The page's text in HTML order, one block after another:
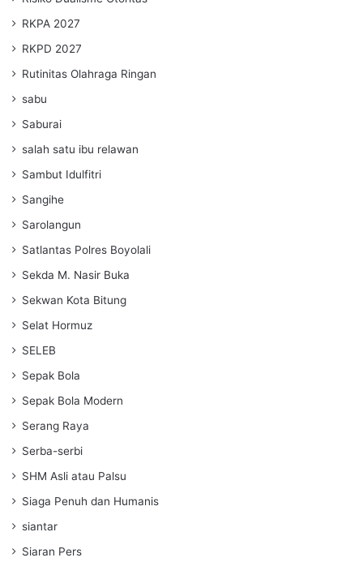
RKPA 2027
RKPD 2027
Rutinitas Olahraga Ringan
sabu
Saburai
salah satu ibu relawan
Sambut Idulfitri
Sangihe
Sarolangun
Satlantas Polres Boyolali
Sekda M. Nasir Buka
Sekwan Kota Bitung
Selat Hormuz
SELEB
Sepak Bola
Sepak Bola Modern
Serang Raya
Serba-serbi
SHM Asli atau Palsu
Siaga Penuh dan Humanis
siantar
Siaran Pers